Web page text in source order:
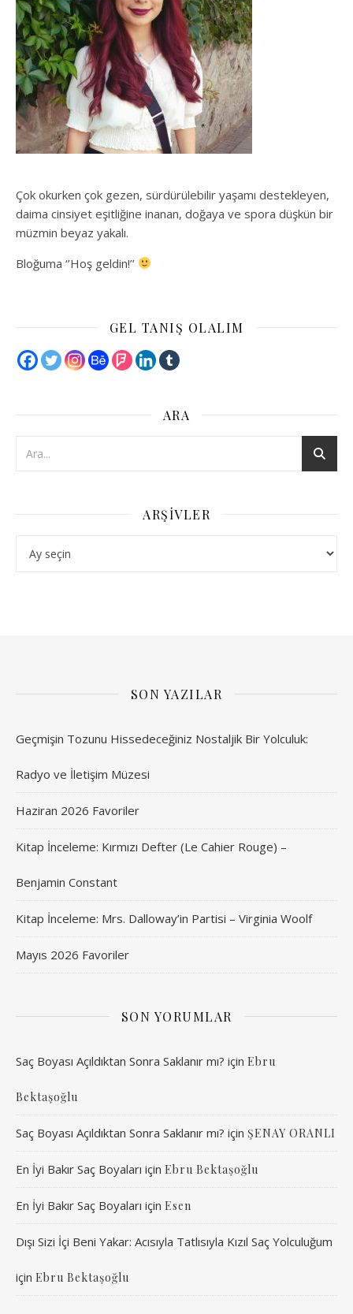
Çok okurken çok gezen, sürdürülebilir yaşamı destekleyen,
daima cinsiyet eşitliğine inanan, doğaya ve spora düşkün bir
müzmin beyaz yakalı.
Bloğuma ‘’Hoş geldin!’’
GEL TANIŞ OLALIM
ARA
ARŞIVLER
SON YAZILAR
Geçmişin Tozunu Hissedeceğiniz Nostaljik Bir Yolculuk:
Radyo ve İletişim Müzesi
Haziran 2026 Favoriler
Kitap İnceleme: Kırmızı Defter (Le Cahier Rouge) –
Benjamin Constant
Kitap İnceleme: Mrs. Dalloway’in Partisi – Virginia Woolf
Mayıs 2026 Favoriler
SON YORUMLAR
Saç Boyası Açıldıktan Sonra Saklanır mı? için Ebru
Bektaşoğlu
Saç Boyası Açıldıktan Sonra Saklanır mı? için ŞENAY ORANLI
En İyi Bakır Saç Boyaları için Ebru Bektaşoğlu
En İyi Bakır Saç Boyaları için Esen
Dışı Sizi İçi Beni Yakar: Acısıyla Tatlısıyla Kızıl Saç Yolculuğum
için Ebru Bektaşoğlu